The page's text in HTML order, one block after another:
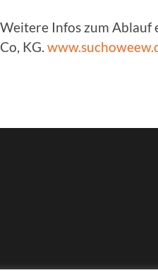
Weitere Infos zum Ablauf
Co, KG.